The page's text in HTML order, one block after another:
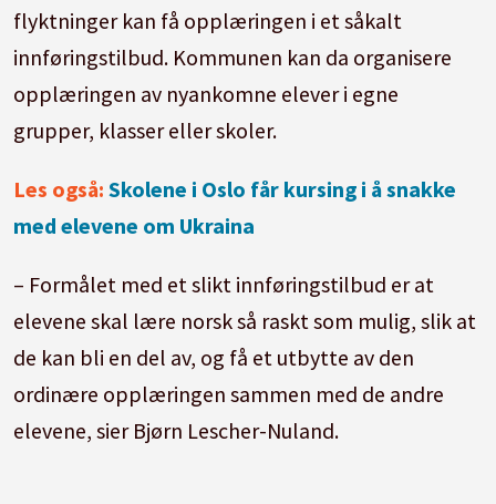
flyktninger kan få opplæringen i et såkalt
innføringstilbud. Kommunen kan da organisere
opplæringen av nyankomne elever i egne
grupper, klasser eller skoler.
Les også:Skolene i Oslo får kursing i å snakke
med elevene om Ukraina
– Formålet med et slikt innføringstilbud er at
elevene skal lære norsk så raskt som mulig, slik at
de kan bli en del av, og få et utbytte av den
ordinære opplæringen sammen med de andre
elevene, sier Bjørn Lescher-Nuland.